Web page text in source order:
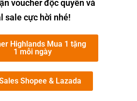
voucher độc quyền và
sale cực hời nhé!
Highlands Mua 1 tặng
1 mỗi ngày
Shopee & Lazada